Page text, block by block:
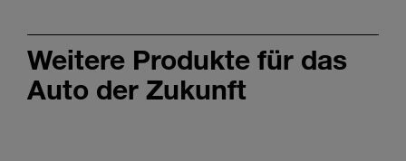
Weitere Produkte für das
Auto der Zukunft